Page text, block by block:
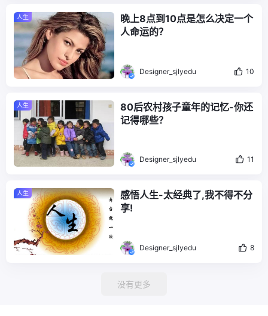
人生
晚上8点到10点是怎么决定一个
人命运的？
Designer_sjlyedu 10
人生
80后农村孩子童年的记忆-你还
记得哪些？
Designer_sjlyedu 11
人生
感悟人生-太经典了,我不得不分
享!
Designer_sjlyedu 8
没有更多